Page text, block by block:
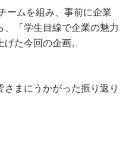
ームを組み、事前に企業
「学生目線で企業の魅力
た今回の企画。
まにうかがった振り返り